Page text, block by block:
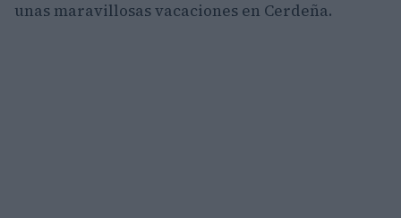
unas maravillosas vacaciones en Cerdeña.